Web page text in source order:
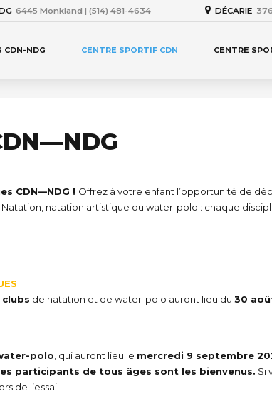
6445 Monkland | (514) 481-4634 DÉCARIE
CDN-NDG CENTRE SPORTIF CDN CENTRE
CDN—NDG ! Offrez à votre enfant l’opportunité de
natation artistique ou water-polo : chaque
de natation et de water-polo auront lieu du 30
polo , qui auront lieu le mercredi 9 septembre
participants de tous âges sont les bienvenus. Si
de l’essai.